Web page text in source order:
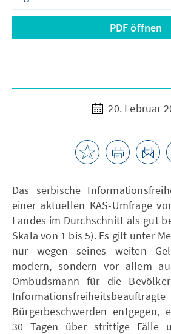
PDF öffnen
20. Februar
Das serbische
einer aktuellen KAS-Umfrage
Landes im Durchschnitt als gut
Skala von 1 bis 5). Es gilt unter
nur wegen seines weiten
modern, sondern vor allem
Ombudsmann für die
Bürgerbeschwerden entgegen,
30 Tagen über strittige Fälle